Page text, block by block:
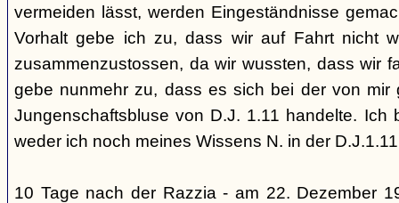
vermeiden lässt, werden Eingeständnisse
Vorhalt gebe ich zu, dass wir auf Fahrt nicht
zusammenzustossen, da wir wussten, dass wir
gebe nunmehr zu, dass es sich bei der von mir
Jungenschaftsbluse von D.J. 1.11 handelte. Ich
weder ich noch meines Wissens N. in der
10 Tage nach der Razzia - am 22. Dezember